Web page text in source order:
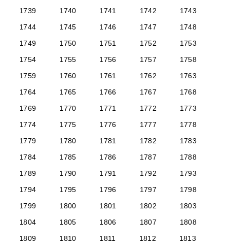
1739
1740 1741 1742
1743
1744
1745 1746 1747
1748
1749
1750 1751 1752
1753
1754
1755 1756 1757
1758
1759
1760 1761 1762
1763
1764
1765 1766 1767
1768
1769
1770 1771 1772
1773
1774
1775 1776 1777
1778
1779
1780 1781 1782
1783
1784
1785 1786 1787
1788
1789
1790 1791 1792
1793
1794
1795 1796 1797
1798
1799
1800 1801 1802
1803
1804
1805 1806 1807
1808
1809
1810 1811 1812
1813